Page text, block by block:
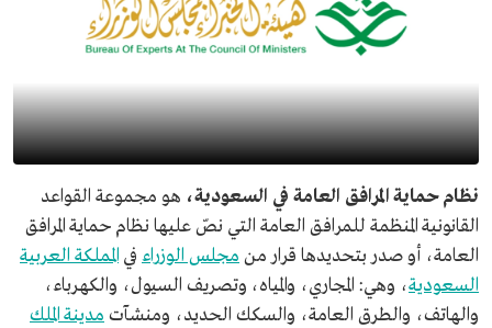
نظام حماية المرافق العامة في السعودية، هو مجموعة القواعد
القانونية المنظمة للمرافق العامة التي نصّ عليها نظام حماية المرافق
العامة، أو صدر بتحديدها قرار من مجلس الوزراء في المملكة العربية
السعودية، وهي: المجاري، والمياه، وتصريف السيول، والكهرباء،
والهاتف، والطرق العامة، والسكك الحديد، ومنشآت مدينة الملك